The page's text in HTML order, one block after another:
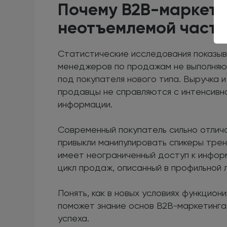
Почему B2B-
неотъемлемой
Статистические исследования
менеджеров по продажам не
под покупателя нового типа.
продавцы не справляются с
информации.
Современный покупатель сильно
привыкли манипулировать спикеры
имеет неограниченный доступ к
цикл продаж, описанный в
Понять, как в новых условиях
поможет знание основ B2B-
успеха.